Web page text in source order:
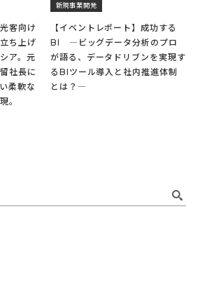
客向け
ち上げ
ア。元
社長に
柔軟な
。
新規事業開発
【イベントレポート】成功する
BI ―ビッグデータ分析のプロ
が語る、データドリブンを実現す
るBIツール導入と社内推進体制
とは？―